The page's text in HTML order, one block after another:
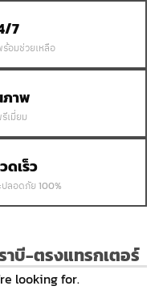
7
อมช่วยเหลือ
าพ
เมี่ยม
ดเร็ว
ลอดภัย 100%
าบี-ตรงแทรกเตอร์
looking for.